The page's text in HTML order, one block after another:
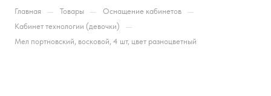
Главная — Товары — Оснащение кабинетов —
Кабинет технологии (девочки) —
Мел портновский, восковой, 4 шт, цвет разноцветный